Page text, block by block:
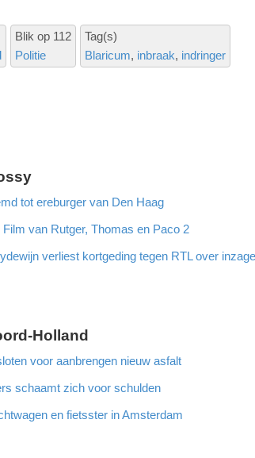
Blik op 112
Politie
Tag(s)
Blaricum inbraak indringer
tot ereburger van Den Haag
van Rutger, Thomas en Paco 2
verliest kortgeding tegen RTL over
Holland
voor aanbrengen nieuw asfalt
schaamt zich voor schulden
en fietsster in Amsterdam